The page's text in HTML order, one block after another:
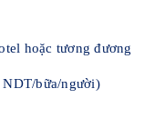
hoặc tương đương
NDT/bữa/người)